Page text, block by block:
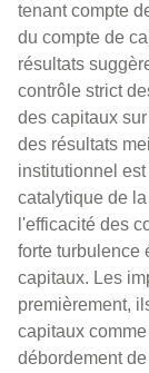
tenant compte
du compte de
résultats
contrôle strict
des capitaux
des résultats
institutionnel
catalytique de
l'efficacité des
forte turbulence
capitaux. Les
premièrement,
capitaux
débordement